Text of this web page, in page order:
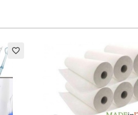
favorite_border